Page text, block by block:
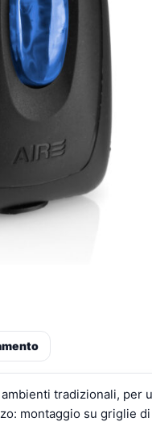
tradizionali, per
montaggio su griglie